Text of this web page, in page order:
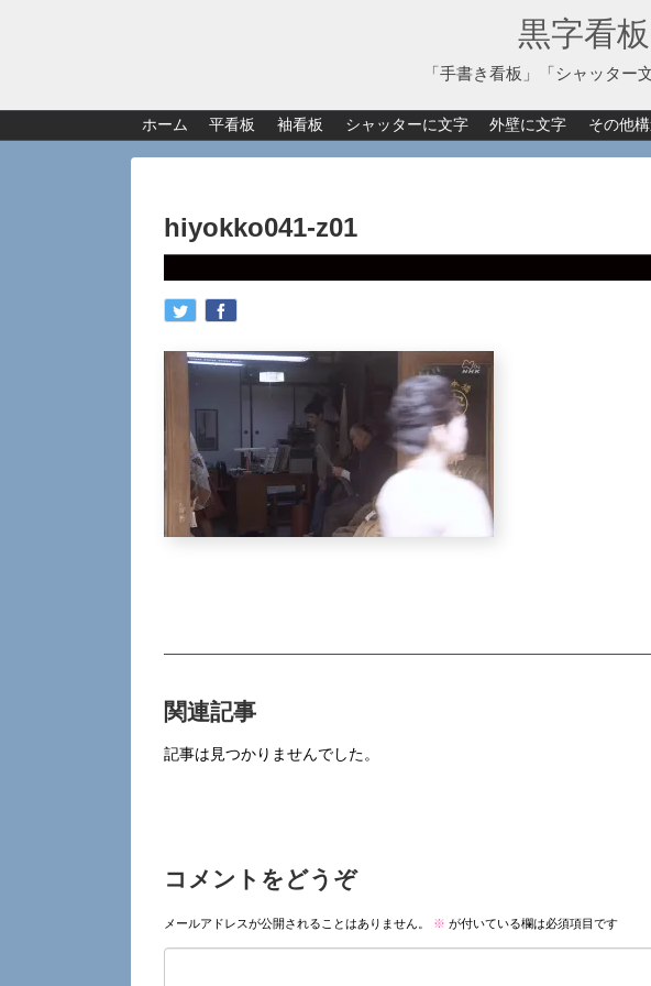
黒字看
「手書き看板」「シャッタ
ホーム 平看板 袖看板 シャッターに文字 外壁に文字 その他
hiyokko041-z01
関連記事
記事は見つかりませんでした。
コメントをどうぞ
メールアドレスが公開されることはありません。 ※ が付いている欄は必須項目です